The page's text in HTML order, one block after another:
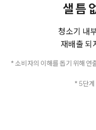
샐 틈
청소기 내
재배출 되
* 소비자의 이해를 돕기 위해 연
* 5단계